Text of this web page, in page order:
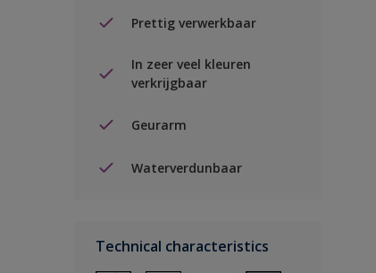
Prettig verwerkbaar
In zeer veel kleuren
verkrijgbaar
Geurarm
Waterverdunbaar
Technical characteristics